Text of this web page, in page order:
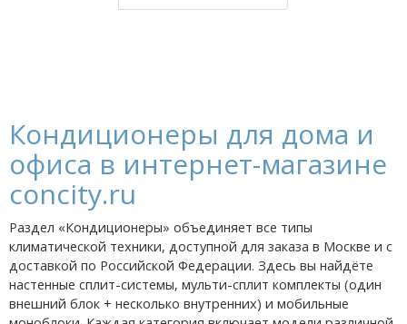
Кондиционеры для дома и
офиса в интернет-магазине
concity.ru
Раздел «Кондиционеры» объединяет все типы
климатической техники, доступной для заказа в Москве и с
доставкой по Российской Федерации. Здесь вы найдёте
настенные сплит-системы, мульти-сплит комплекты (один
внешний блок + несколько внутренних) и мобильные